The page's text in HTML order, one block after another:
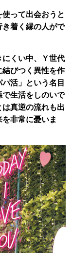
って出会おうと
き着く縁の人がで
にくい中、Ｙ世代
びつく異性を作
活」という名目
で生活をしのいで
真逆の流れも出
非常に憂いま